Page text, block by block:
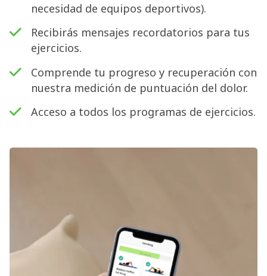
necesidad de equipos deportivos).
Recibirás mensajes recordatorios para tus
ejercicios.
Comprende tu progreso y recuperación con
nuestra medición de puntuación del dolor.
Acceso a todos los programas de ejercicios.